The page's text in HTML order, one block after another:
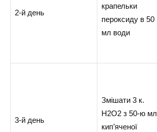
2-й день
крапельки
пероксиду в 50
мл води
3-й день
Змішати 3 к.
Н2О2 з 50-ю мл
кип’яченої